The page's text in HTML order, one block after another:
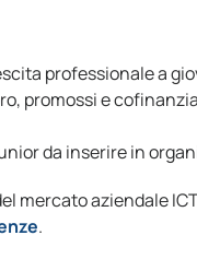
professionale a
promossi e
da inserire in
mercato aziendale
.